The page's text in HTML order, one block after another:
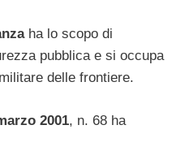
ha lo scopo di
pubblica e si occupa
delle frontiere.
2001, n. 68 ha